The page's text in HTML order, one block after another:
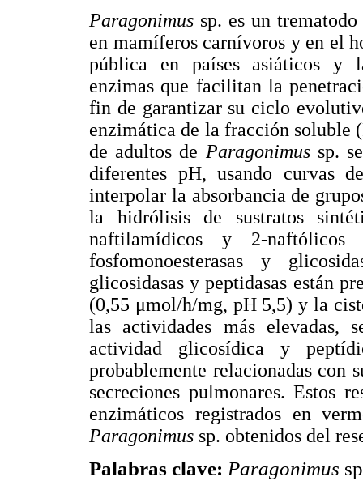
Paragonimus sp. es un
en mamíferos carnívoros y en el
pública en países asiáticos y
enzimas que facilitan la
fin de garantizar su ciclo
enzimática de la fracción soluble
de adultos de Paragonimus sp.
diferentes pH, usando curvas
interpolar la absorbancia de
la hidrólisis de sustratos
naftilamídicos y 2-naftólicos
fosfomonoesterasas y
glicosidasas y peptidasas están
(0,55 μmol/h/mg, pH 5,5) y la
las actividades más elevadas,
actividad glicosídica y
probablemente relacionadas con
secreciones pulmonares. Estos
enzimáticos registrados en
Paragonimus sp. obtenidos del
Palabras clave: Paragonimus